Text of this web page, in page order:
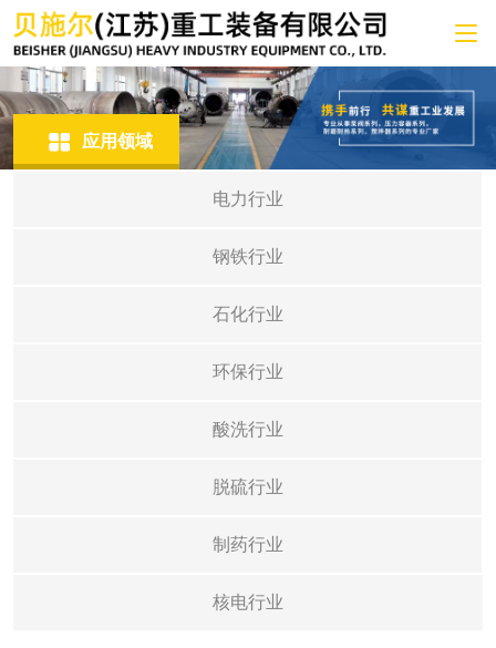
应用领域
电力行业
钢铁行业
石化行业
环保行业
酸洗行业
脱硫行业
制药行业
核电行业